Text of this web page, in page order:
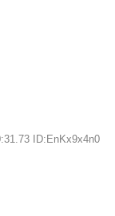
ID:EnKx9x4n0